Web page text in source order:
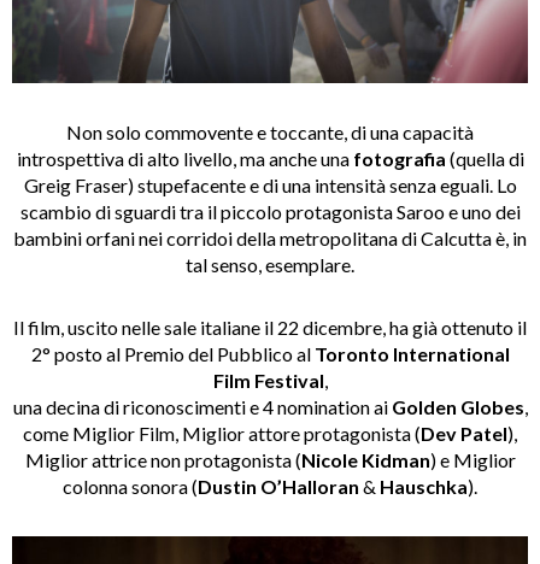
Non solo commovente e toccante, di una capacità
introspettiva di alto livello, ma anche unafotografia (quella di
Greig Fraser) stupefacente e di una intensità senza eguali. Lo
scambio di sguardi tra il piccolo protagonista Saroo e uno dei
bambini orfani nei corridoi della metropolitana di Calcutta è, in
tal senso, esemplare.
Il film, uscito nelle sale italiane il 22 dicembre, ha già ottenuto il
2° posto al Premio del Pubblico alToronto International
Film Festival,
una decina di riconoscimenti e 4 nomination aiGolden Globes,
come Miglior Film, Miglior attore protagonista (Dev Patel),
Miglior attrice non protagonista (Nicole Kidman) e Miglior
colonna sonora (Dustin O’Halloran & Hauschka).